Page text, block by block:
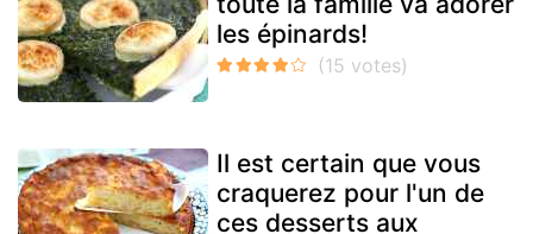
les épinards!
Il est certain que vous
craquerez pour l'un de
ces desserts aux